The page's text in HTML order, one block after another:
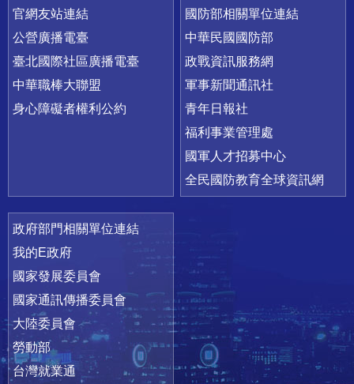
官網友站連結
公營廣播電臺
臺北國際社區廣播電臺
中華職棒大聯盟
身心障礙者權利公約
國防部相關單位連結
中華民國國防部
政戰資訊服務網
軍事新聞通訊社
青年日報社
福利事業管理處
國軍人才招募中心
全民國防教育全球資訊網
政府部門相關單位連結
我的E政府
國家發展委員會
國家通訊傳播委員會
大陸委員會
勞動部
台灣就業通